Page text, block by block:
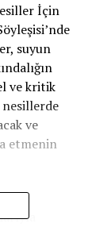
İçin
suyun
ve kritik
nesillerde
ve
etmenin